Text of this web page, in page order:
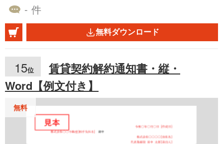
す。表紙には金のラメを散らして華やかさをさ
りげなくプラスしています。 ビジネス用、教育
機関、PTA、人事、採用、研修など様々なシー
ンで使える青系ベースです。 企画書や提案書、
プレゼン等にご利用ください。背景やアイコン
は内容に合わせて自由に調整してください。本
文の邪魔にならないよう2ページ目以降の背景
デザインは薄く調整しています。 ダウンロード
- 件
無料ダウンロード
15位
賃貸契約解約通知書・縦・
Word【例文付き】
無料